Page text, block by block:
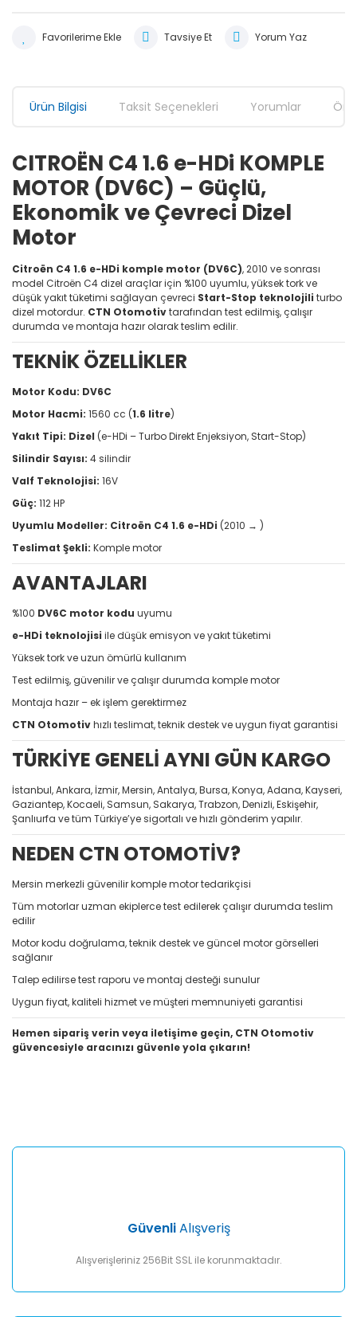
Tavsiye Et Yorum Yaz
Ürün Bilgisi Taksit Seçenekleri Yorumlar
CITROËN C4 1.6 e-HDi KOMPLE
MOTOR (DV6C) – Güçlü,
Ekonomik ve Çevreci Dizel
Motor
Citroën C4 1.6 e-HDi komple motor (DV6C), 2010 ve sonrası
model Citroën C4 dizel araçlar için %100 uyumlu, yüksek tork ve
düşük yakıt tüketimi sağlayan çevreci Start-Stop teknolojili turbo
dizel motordur. CTN Otomotivtarafından test edilmiş, çalışır
durumda ve montaja hazır olarak teslim edilir.
TEKNİK ÖZELLİKLER
Motor Kodu: DV6C
Motor Hacmi: 1560 cc (1.6 litre)
Yakıt Tipi: Dizel (e-HDi – Turbo Direkt Enjeksiyon, Start-Stop)
Silindir Sayısı: 4 silindir
Valf Teknolojisi: 16V
Güç: 112 HP
Uyumlu Modeller: Citroën C4 1.6 e-HDi (2010 → )
Teslimat Şekli: Komple motor
AVANTAJLARI
%100 DV6C motor kodu uyumu
e-HDi teknolojisi ile düşük emisyon ve yakıt tüketimi
Yüksek tork ve uzun ömürlü kullanım
Test edilmiş, güvenilir ve çalışır durumda komple motor
Montaja hazır – ek işlem gerektirmez
CTN Otomotivhızlı teslimat, teknik destek ve uygun fiyat garantisi
TÜRKİYE GENELİ AYNI GÜN KARGO
İstanbul, Ankara, İzmir, Mersin, Antalya, Bursa, Konya, Adana, Kayseri,
Gaziantep, Kocaeli, Samsun, Sakarya, Trabzon, Denizli, Eskişehir,
Şanlıurfa ve tüm Türkiye’ye sigortalı ve hızlı gönderim yapılır.
NEDEN CTN OTOMOTİV?
Mersin merkezli güvenilir komple motor tedarikçisi
Tüm motorlar uzman ekiplerce test edilerek çalışır durumda teslim
edilir
Motor kodu doğrulama, teknik destek ve güncel motor görselleri
sağlanır
Talep edilirse test raporu ve montaj desteği sunulur
Uygun fiyat, kaliteli hizmet ve müşteri memnuniyeti garantisi
Hemen sipariş verin veya iletişime geçin, CTN Otomotiv
güvencesiyle aracınızı güvenle yola çıkarın!
Yorum Yaz
Ürün fiyatı diğer sitelerden daha pahalı.
GüvenliAlışveriş
Alışverişleriniz 256Bit SSL ile korunmaktadır.